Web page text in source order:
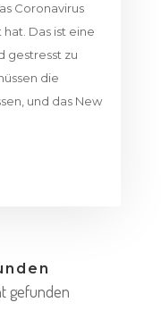
Coronavirus
Das ist eine
gestresst zu
die
und das New
gefunden